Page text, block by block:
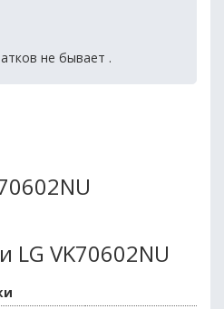
не бывает .
LG VK70602NU